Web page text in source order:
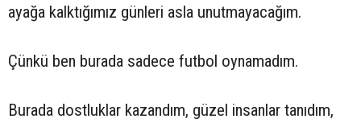
ayağa kalktığımız günleri asla unutmayacağım.
Çünkü ben burada sadece futbol oynamadım.
Burada dostluklar kazandım, güzel insanlar tanıdım,